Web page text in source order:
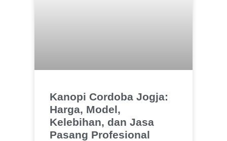
Kanopi Cordoba Jogja:
Harga, Model,
Kelebihan, dan Jasa
Pasang Profesional